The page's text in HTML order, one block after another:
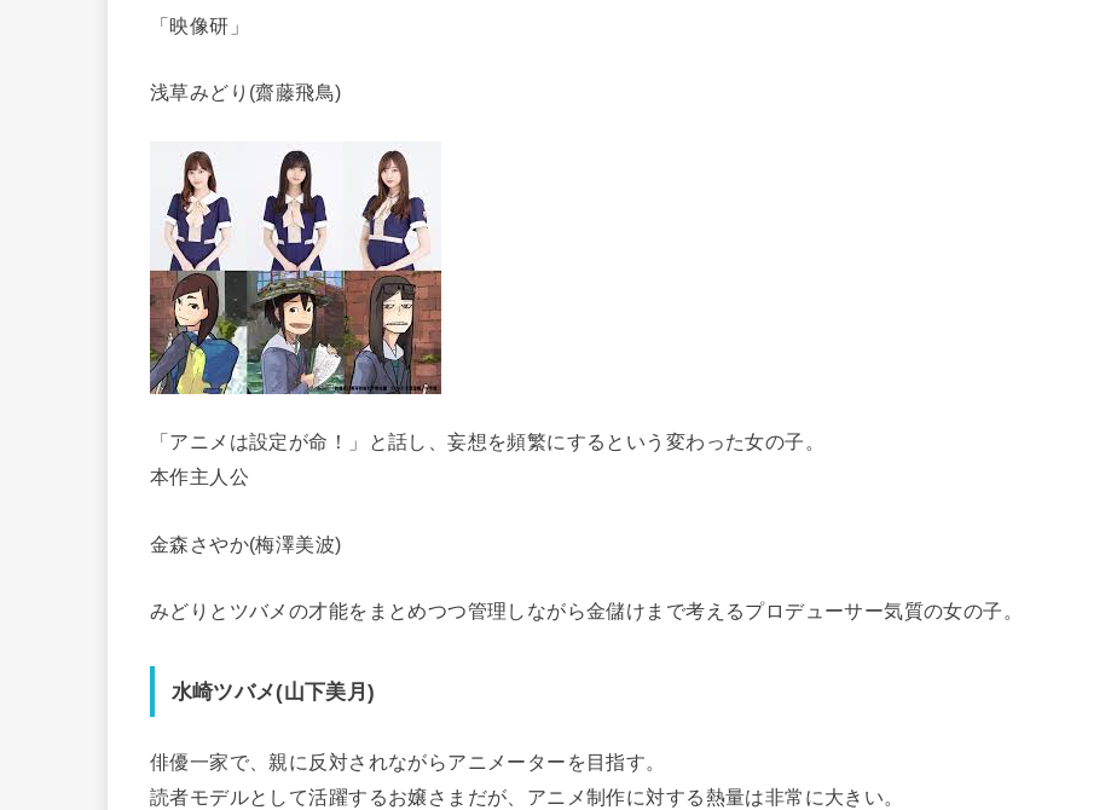
「映像研」
浅草みどり(齋藤飛鳥)
「アニメは設定が命！」と話し、妄想を頻繁にするという変わった女の子。
本作主人公
金森さやか(梅澤美波)
みどりとツバメの才能をまとめつつ管理しながら金儲けまで考えるプロデューサー気質の女の子。
水崎ツバメ(山下美月)
俳優一家で、親に反対されながらアニメーターを目指す。
読者モデルとして活躍するお嬢さまだが、アニメ制作に対する熱量は非常に大きい。